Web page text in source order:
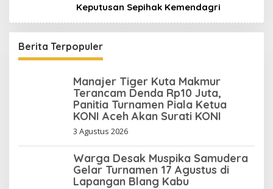
Keputusan Sepihak Kemendagri
Berita Terpopuler
Manajer Tiger Kuta Makmur
Terancam Denda Rp10 Juta,
Panitia Turnamen Piala Ketua
KONI Aceh Akan Surati KONI
3 Agustus 2026
Warga Desak Muspika Samudera
Gelar Turnamen 17 Agustus di
Lapangan Blang Kabu